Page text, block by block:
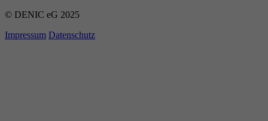
© DENIC eG 2025
Impressum Datenschutz